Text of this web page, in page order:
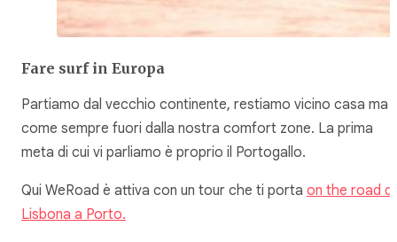
Fare surf in Europa
Partiamo dal vecchio continente, restiamo vicino casa ma
come sempre fuori dalla nostra comfort zone. La prima
meta di cui vi parliamo è proprio il Portogallo.
Qui WeRoad è attiva con un tour che ti porta on the road
Lisbona a Porto.